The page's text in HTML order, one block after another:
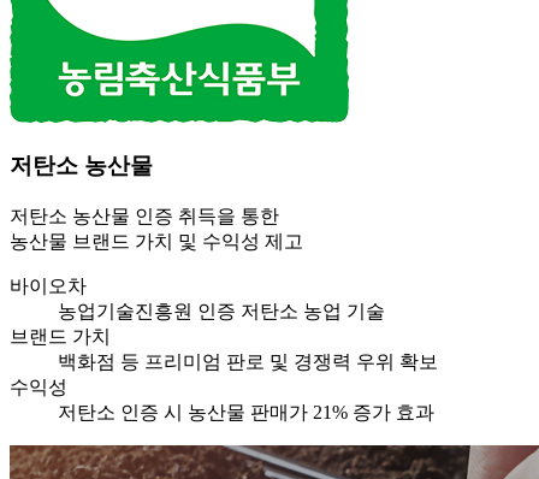
저탄소 농산물
저탄소 농산물 인증 취득을 통한
농산물 브랜드 가치 및 수익성 제고
바이오차
농업기술진흥원 인증 저탄소 농업 기술
브랜드 가치
백화점 등 프리미엄 판로 및 경쟁력 우위 확보
수익성
저탄소 인증 시 농산물 판매가 21% 증가 효과